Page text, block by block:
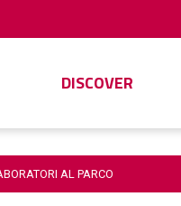
DISCOVER
AL PARCO